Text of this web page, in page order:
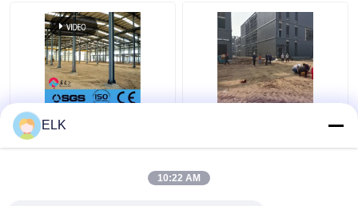
Warmgewalzte
Stahlrahmen-
Nachhaltig Recycelbar
ELK
10:22 AM